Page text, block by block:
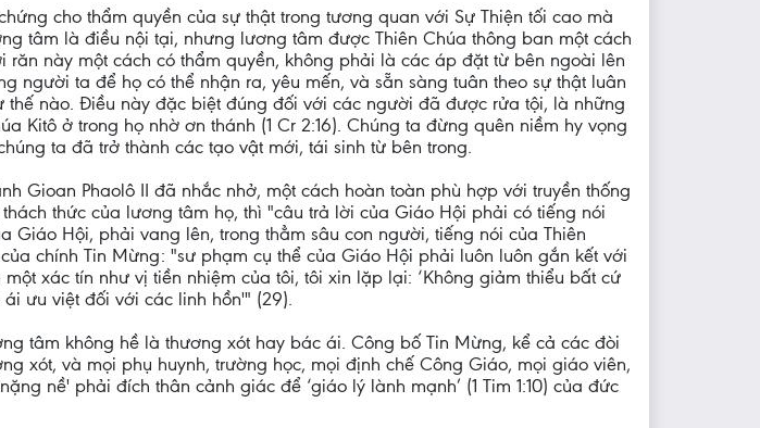
cho thẩm quyền của sự thật trong tương quan với Sự Thiện tối cao mà
tâm là điều nội tại, nhưng lương tâm được Thiên Chúa thông ban một cách
này một cách có thẩm quyền, không phải là các áp đặt từ bên ngoài lên
ta để họ có thể nhận ra, yêu mến, và sẵn sàng tuân theo sự thật luân
nào. Điều này đặc biệt đúng đối với các người đã được rửa tội, là những
Kitô ở trong họ nhờ ơn thánh (1 Cr 2:16). Chúng ta đừng quên niềm hy vọng
ta đã trở thành các tạo vật mới, tái sinh từ bên trong.
Gioan Phaolô II đã nhắc nhở, một cách hoàn toàn phù hợp với truyền thống
thức của lương tâm họ, thì "câu trả lời của Giáo Hội phải có tiếng nói
Giáo Hội, phải vang lên, trong thẳm sâu con người, tiếng nói của Thiên
chính Tin Mừng: "sư phạm cụ thể của Giáo Hội phải luôn luôn gắn kết với
xác tín như vị tiền nhiệm của tôi, tôi xin lặp lại: ‘Không giảm thiểu bất cứ
ưu việt đối với các linh hồn'" (29).
tâm không hề là thương xót hay bác ái. Công bố Tin Mừng, kể cả các đòi
xót, và mọi phụ huynh, trường học, mọi định chế Công Giáo, mọi giáo viên,
nề' phải đích thân cảnh giác để ‘giáo lý lành mạnh’ (1 Tim 1:10) của đức